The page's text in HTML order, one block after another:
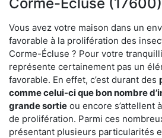
Vous avez votre maison dans un
favorable à la prolifération des
Corme-Écluse ? Pour votre
représente certainement pas un
favorable. En effet, c’est durant des
comme celui-ci que bon nombre
grande sortie ou encore s’attellent
de prolifération. Parmi ces
présentant plusieurs particularités